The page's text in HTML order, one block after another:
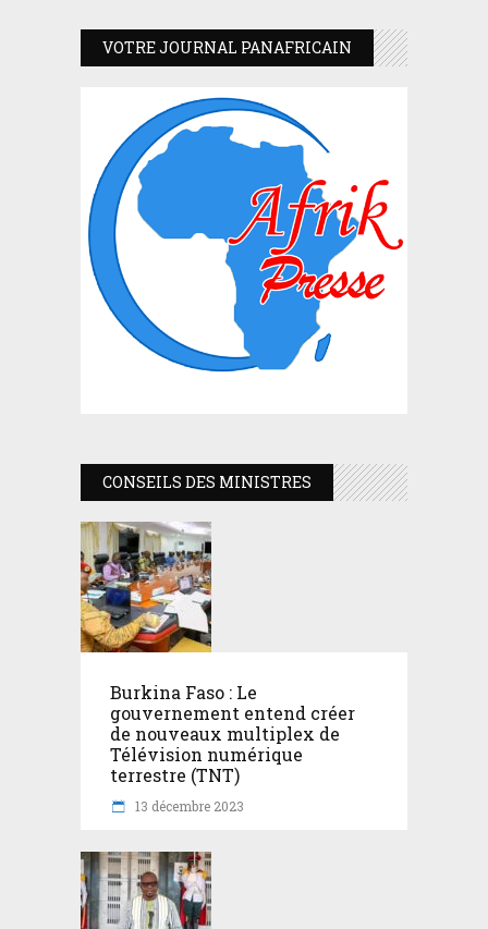
VOTRE JOURNAL PANAFRICAIN
CONSEILS DES MINISTRES
Burkina Faso : Le
gouvernement entend créer
de nouveaux multiplex de
Télévision numérique
terrestre (TNT)
13 décembre 2023